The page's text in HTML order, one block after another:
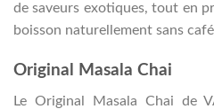
de saveurs exotiques, tout en
boisson naturellement sans
Original Masala Chai
Le Original Masala Chai de